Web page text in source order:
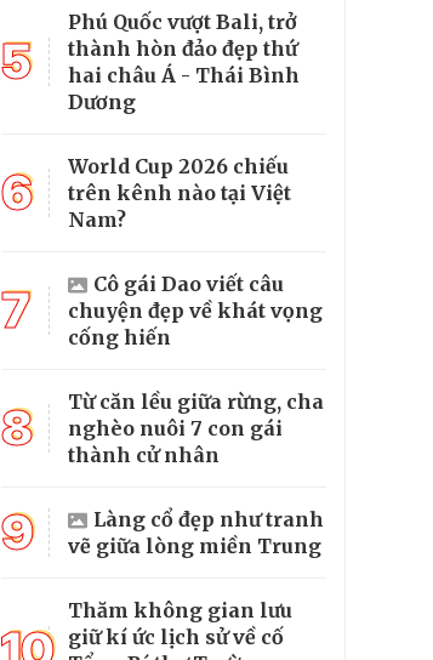
5
Phú Quốc vượt Bali, trở
thành hòn đảo đẹp thứ
hai châu Á - Thái Bình
Dương
6
World Cup 2026 chiếu
trên kênh nào tại Việt
Nam?
7
Cô gái Dao viết câu
chuyện đẹp về khát vọng
cống hiến
8
Từ căn lều giữa rừng, cha
nghèo nuôi 7 con gái
thành cử nhân
9
Làng cổ đẹp như tranh
vẽ giữa lòng miền Trung
Thăm không gian lưu
giữ kí ức lịch sử về cố